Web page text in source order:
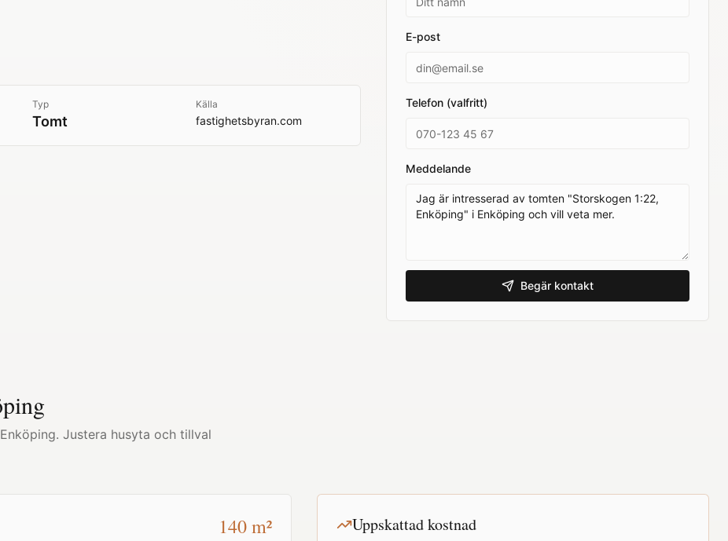
Typ
Tomt
Källa
fastighetsbyran.com
E-post
Telefon (valfritt)
Meddelande
Begär kontakt
Enköping. Justera husyta och tillval
140m² Uppskattad kostnad